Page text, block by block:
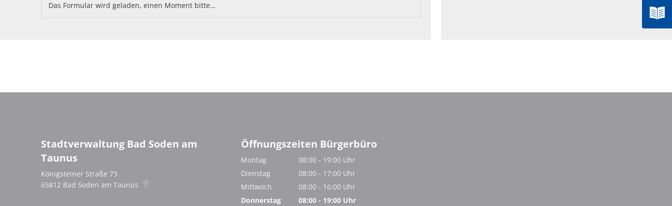
Das Formular wird geladen, einen Moment bitte…
Stadtverwaltung Bad Soden am
Taunus
Königsteiner Straße 73
65812 Bad Soden am Taunus
Öffnungszeiten Bürgerbüro
Montag 08:00 - 19:00 Uhr
Von 08:00 bis 19:00 Uhr
Dienstag 08:00 - 17:00 Uhr
Von 08:00 bis 17:00 Uhr
Mittwoch 08:00 - 16:00 Uhr
Von 08:00 bis 16:00 Uhr
Donnerstag 08:00 - 19:00 Uhr